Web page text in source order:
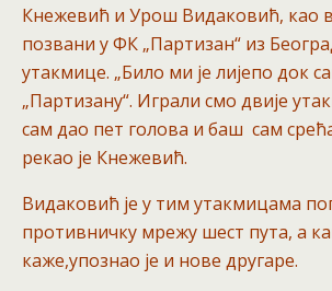
Кнежевић и Урош Видаковић, као
позвани у ФК „Партизан“ из
утакмице. „Било ми је лијепо док
„Партизану“. Играли смо двије
сам дао пет голова и баш сам
рекао је Кнежевић.
Видаковић је у тим утакмицама
противничку мрежу шест пута, а
каже,упознао је и нове другаре.